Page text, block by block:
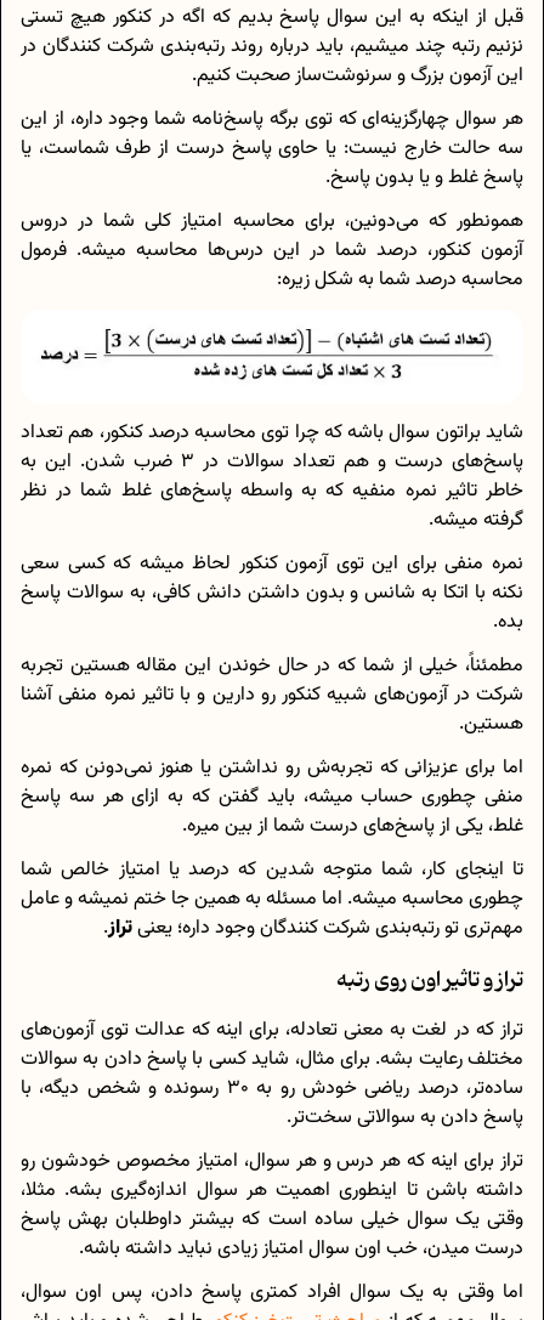
قبل از اینکه به این سوال پاسخ بدیم که اگه در کنکور هیچ تستی
نزنیم رتبه چند میشیم، باید درباره روند رتبه‌بندی شرکت کنندگان در
این آزمون بزرگ و سرنوشت‌ساز صحبت کنیم.
هر سوال چهارگزینه‌ای که توی برگه پاسخ‌نامه شما وجود داره، از این
سه حالت خارج نیست: یا حاوی پاسخ درست از طرف شماست، یا
پاسخ غلط و یا بدون پاسخ.
همونطور که می‌دونین، برای محاسبه امتیاز کلی شما در دروس
آزمون کنکور، درصد شما در این درس‌ها محاسبه میشه. فرمول
محاسبه درصد شما به شکل زیره:
شاید براتون سوال باشه که چرا توی محاسبه درصد کنکور، هم تعداد
پاسخ‌های درست و هم تعداد سوالات در 3 ضرب شدن. این به
خاطر تاثیر نمره منفیه که به واسطه پاسخ‌های غلط شما در نظر
گرفته میشه.
نمره منفی برای این توی آزمون کنکور لحاظ میشه که کسی سعی
نکنه با اتکا به شانس و بدون داشتن دانش کافی، به سوالات پاسخ
بده.
مطمئناً، خیلی از شما که در حال خوندن این مقاله هستین تجربه
شرکت در آزمون‌های شبیه کنکور رو دارین و با تاثیر نمره منفی آشنا
هستین.
اما برای عزیزانی که تجربه‌ش رو نداشتن یا هنوز نمی‌دونن که نمره
منفی چطوری حساب میشه، باید گفتن که به ازای هر سه پاسخ
غلط، یکی از پاسخ‌های درست شما از بین میره.
تا اینجای کار، شما متوجه شدین که درصد یا امتیاز خالص شما
چطوری محاسبه میشه. اما مسئله به همین جا ختم نمیشه و عامل
مهم‌تری تو رتبه‌بندی شرکت کنندگان وجود داره؛ یعنیتراز.
تراز و تاثیر اون روی رتبه
تراز که در لغت به معنی تعادله، برای اینه که عدالت توی آزمون‌های
مختلف رعایت بشه. برای مثال، شاید کسی با پاسخ دادن به سوالات
ساده‌تر، درصد ریاضی خودش رو به 30 رسونده و شخص دیگه، با
پاسخ دادن به سوالاتی سخت‌تر.
تراز برای اینه که هر درس و هر سوال، امتیاز مخصوص خودشون رو
داشته باشن تا اینطوری اهمیت هر سوال اندازه‌گیری بشه. مثلا،
وقتی یک سوال خیلی ساده است که بیشتر داوطلبان بهش پاسخ
درست میدن، خب اون سوال امتیاز زیادی نباید داشته باشه.
اما وقتی به یک سوال افراد کمتری پاسخ دادن، پس اون سوال،